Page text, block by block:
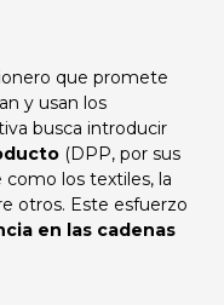
que promete
y usan los
busca introducir
(DPP, por sus
como los textiles, la
otros. Este esfuerzo
en las cadenas